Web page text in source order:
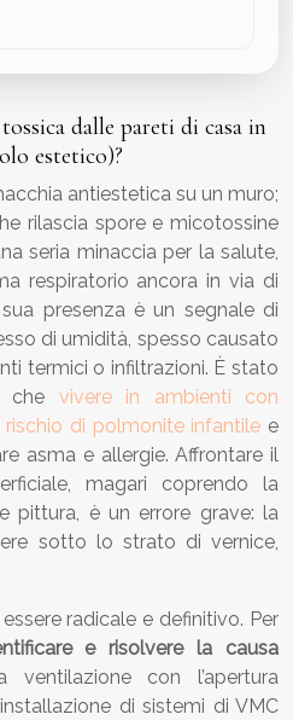
dalle pareti di casa in
estetico)?
antiestetica su un muro;
rilascia spore e micotossine
seria minaccia per la salute,
respiratorio ancora in via di
presenza è un segnale di
di umidità, spesso causato
termici o infiltrazioni. È stato
che vivere in ambienti con
di polmonite infantile e
asma e allergie. Affrontare il
magari coprendo la
pittura, è un errore grave: la
sotto lo strato di vernice,
radicale e definitivo. Per
e risolvere la causa
ventilazione con l’apertura
di sistemi di VMC